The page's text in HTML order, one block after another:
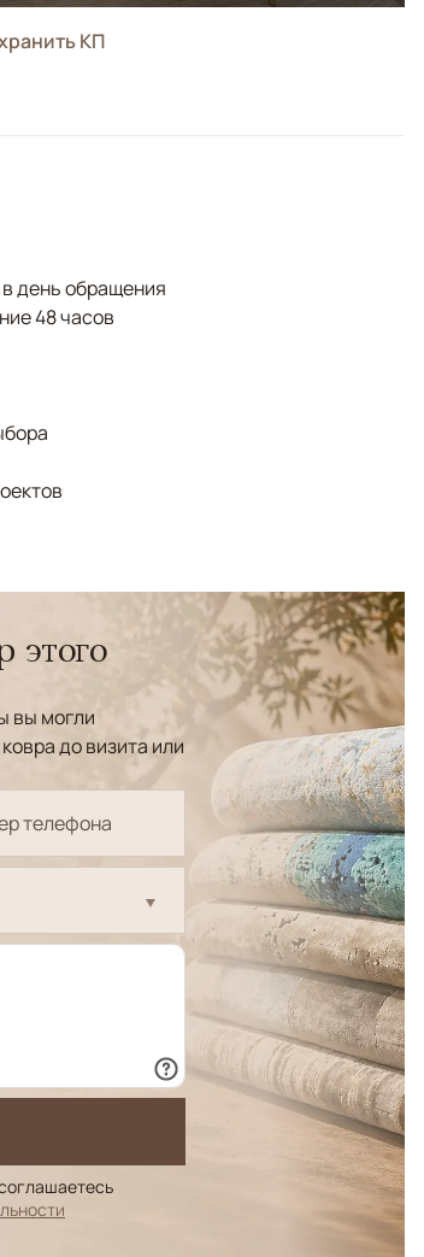
КП
день обращения
48 часов
этого
вы могли
до визита или